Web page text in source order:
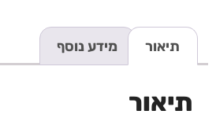
תיאור מידע נוסף
תיאור